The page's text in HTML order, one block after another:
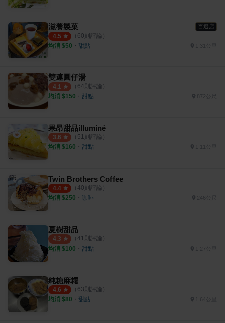
滋養製菓 百選店
4.5 （ 60則評論）
均消 $50 ・ 甜點
雙連圓仔湯
4.1 （ 64則評論）
均消 $150 ・ 甜點
果昂甜品illuminé
3.6 （ 51 則評論）
均消 $160 ・ 甜點
Twin Brothers Coffee
4.4 （ 40則評論）
均消 $250 ・ 咖啡 246公尺
夏樹甜品
4.3 （ 41 則評論）
均消 $100 ・ 甜點
純糖麻糬
4.6 （ 63則評論）
均消 $80 ・ 甜點 1.64公里